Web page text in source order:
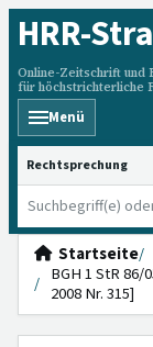
HRR-
Online-Zeitschrift und
für höchstrichterliche
Menü
HRRS durchsuchen
Startseite
BGH 1 StR 86/
2008 Nr. 315]